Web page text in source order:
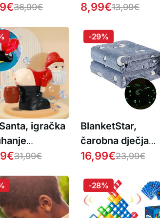
€36,99€ 8,99€13,99€
igračka
sapuna
€31,99€
BlanketStar,
čarobna dječja
deka koja svijetli u
16,99€23,99€
-29%
-28%